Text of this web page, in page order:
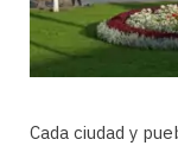
Cada ciudad y